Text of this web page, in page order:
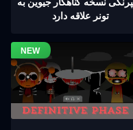
تونر علاقه دارد